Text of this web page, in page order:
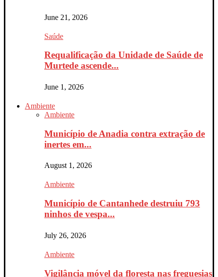
June 21, 2026
Saúde
Requalificação da Unidade de Saúde de
Murtede ascende...
June 1, 2026
Ambiente
Ambiente
Município de Anadia contra extração de
inertes em...
August 1, 2026
Ambiente
Município de Cantanhede destruiu 793
ninhos de vespa...
July 26, 2026
Ambiente
Vigilância móvel da floresta nas freguesias